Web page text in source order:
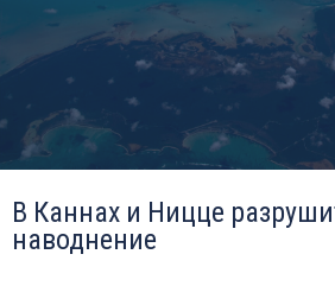
В Каннах и Ницце
наводнение